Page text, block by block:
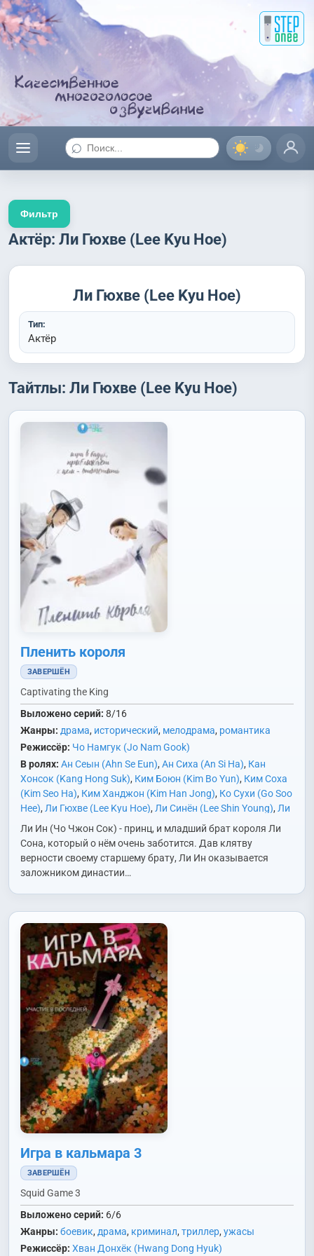
⌕
Актёр: Ли Гюхве (Lee Kyu Hoe)
Ли Гюхве (Lee Kyu Hoe)
Тип:
Актёр
Тайтлы: Ли Гюхве (Lee Kyu Hoe)
Пленить короля
ЗАВЕРШЁН
Captivating the King
Выложено серий: 8/16
Жанры: драма, исторический, мелодрама, романтика
Режиссёр: Чо Намгук (Jo Nam Gook)
В ролях: Ан Сеын (Ahn Se Eun), Ан Сиха (An Si Ha), Кан
Хонсок (Kang Hong Suk), Ким Боюн (Kim Bo Yun), Ким Соха
(Kim Seo Ha), Ким Ханджон (Kim Han Jong), Ко Сухи (Go Soo
Hee), Ли Гюхве (Lee Kyu Hoe), Ли Синён (Lee Shin Young), Ли
Юнхи (Lee Yoon Hee) , На Хёну (Na Hyun Woo)
Ом Хёсоп
(Uhm Hyo Sup), Пак Еён (Park Ye Young) ,Пэк Соккван (Baek
Suk Kwang)
Син Сегён (Shin Se Kyung) , Сон Санын (Song
Sang Eun)
Сон Хёнджу (Son Hyun Joo)
Nam),Чо Джонсок (Jo Jung Suk),Чо Джэрён (Jo Jae
Ryong),Чо Сонха (Jo Sung Ha),Чон Согён (Jung Suk Yong),
Чон Суджи (Jeon Soo Ji),Чхве Дэхун (Choi Dae Hoon)
Ечхан (Choi Ye Chan),Ян Гёнвон (Yang Kyung Won)
Ли Ин (Чо Чжон Сок) - принц, и младший брат короля Ли
Сона, который о нём очень заботится. Дав клятву
верности своему старшему брату, Ли Ин оказывается
заложником династии…
Игра в кальмара 3
ЗАВЕРШЁН
Squid Game 3
Выложено серий: 6/6
Жанры: боевик, драма, криминал, триллер, ужасы
Режиссёр: Хван Донхёк (Hwang Dong Hyuk)
Фильтр